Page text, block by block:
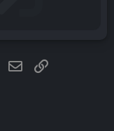
WhatsApp
E-posta